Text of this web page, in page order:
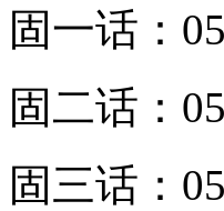
固一话：
固二话：
固三话：